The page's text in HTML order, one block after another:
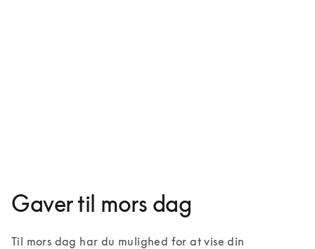
Gaver til mors dag
Til mors dag har du mulighed for at vise din